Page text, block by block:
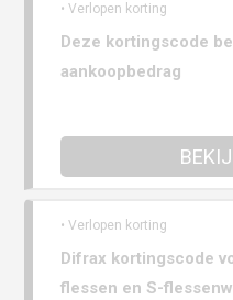
• Verlopen korting
Deze kortingscode
aankoopbedrag
• Verlopen korting
Difrax kortingscode
flessen en S-